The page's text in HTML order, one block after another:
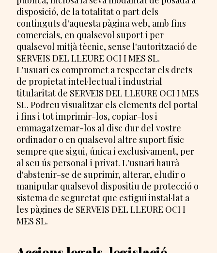
disposició, de la totalitat o part dels
continguts d'aquesta pàgina web, amb fins
comercials, en qualsevol suport i per
qualsevol mitjà tècnic, sense l'autorització de
SERVEIS DEL LLEURE OCI I MES SL.
L'usuari es compromet a respectar els drets
de propietat intel·lectual i industrial
titularitat de SERVEIS DEL LLEURE OCI I MES
SL. Podreu visualitzar els elements del portal
i fins i tot imprimir-los, copiar-los i
emmagatzemar-los al disc dur del vostre
ordinador o en qualsevol altre suport físic
sempre que sigui, única i exclusivament, per
al seu ús personal i privat. L'usuari haurà
d'abstenir-se de suprimir, alterar, eludir o
manipular qualsevol dispositiu de protecció o
sistema de seguretat que estigui instal·lat a
les pàgines de SERVEIS DEL LLEURE OCI I
MES SL.